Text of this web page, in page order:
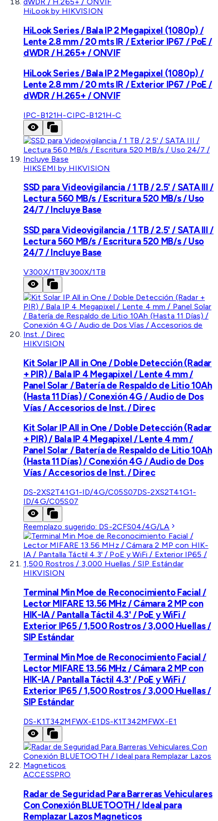
HiLook by HIKVISION
HiLook Series / Bala IP 2 Megapixel (1080p) /
Lente 2.8 mm / 20 mts IR / Exterior IP67 / PoE /
dWDR / H.265+ / ONVIF
HiLook Series / Bala IP 2 Megapixel (1080p) /
Lente 2.8 mm / 20 mts IR / Exterior IP67 / PoE /
dWDR / H.265+ / ONVIF
IPC-B121H-CIPC-B121H-C
HIKSEMI by HIKVISION
SSD para Videovigilancia / 1 TB / 2.5' / SATA III /
Lectura 560 MB/s / Escritura 520 MB/s / Uso
24/7 / Incluye Base
SSD para Videovigilancia / 1 TB / 2.5' / SATA III /
Lectura 560 MB/s / Escritura 520 MB/s / Uso
24/7 / Incluye Base
V300X/1TBV300X/1TB
HIKVISION
Kit Solar IP All in One / Doble Detección (Radar
+ PIR) / Bala IP 4 Megapixel / Lente 4 mm /
Panel Solar / Batería de Respaldo de Litio 10Ah
(Hasta 11 Días) / Conexión 4G / Audio de Dos
Vías / Accesorios de Inst. / Direc
Kit Solar IP All in One / Doble Detección (Radar
+ PIR) / Bala IP 4 Megapixel / Lente 4 mm /
Panel Solar / Batería de Respaldo de Litio 10Ah
(Hasta 11 Días) / Conexión 4G / Audio de Dos
Vías / Accesorios de Inst. / Direc
DS-2XS2T41G1-ID/4G/C05S07DS-2XS2T41G1-
ID/4G/C05S07
Reemplazo sugerido: DS-2CFS04/4G/LA
HIKVISION
Terminal Min Moe de Reconocimiento Facial /
Lector MIFARE 13.56 MHz / Cámara 2 MP con
HIK-IA / Pantalla Táctil 4.3' / PoE y WiFi /
Exterior IP65 / 1,500 Rostros / 3,000 Huellas /
SIP Estándar
Terminal Min Moe de Reconocimiento Facial /
Lector MIFARE 13.56 MHz / Cámara 2 MP con
HIK-IA / Pantalla Táctil 4.3' / PoE y WiFi /
Exterior IP65 / 1,500 Rostros / 3,000 Huellas /
SIP Estándar
DS-K1T342MFWX-E1 DS-K1T342MFWX-E1
ACCESSPRO
Radar de Seguridad Para Barreras Vehiculares
Con Conexión BLUETOOTH / Ideal para
Remplazar Lazos Magneticos